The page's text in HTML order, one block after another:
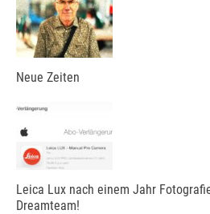
Neue Zeiten
Leica Lux nach einem Jahr
Dreamteam!